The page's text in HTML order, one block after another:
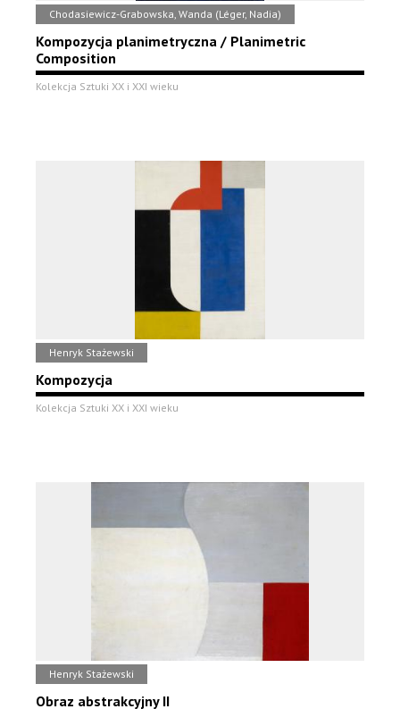
Chodasiewicz-Grabowska, Wanda (Léger, Nadia)
Kompozycja planimetryczna / Planimetric
Composition
Kolekcja Sztuki XX i XXI wieku
Henryk Stażewski
Kompozycja
Kolekcja Sztuki XX i XXI wieku
Henryk Stażewski
Obraz abstrakcyjny II